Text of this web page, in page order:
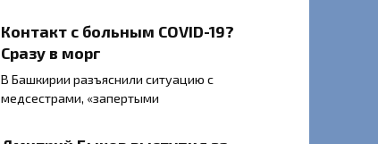
Контакт с больным COVID-19?
Сразу в морг
В Башкирии разъяснили ситуацию с
медсестрами, «запертыми